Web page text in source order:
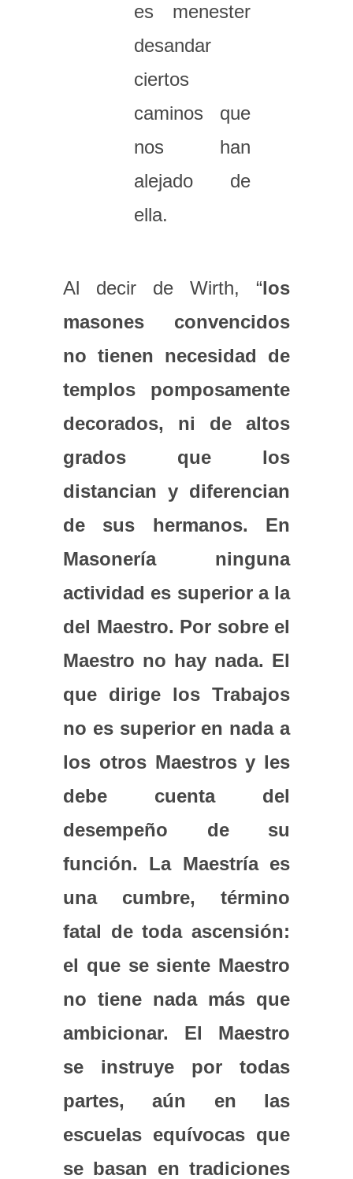
es menester
desandar
ciertos
caminos que
nos han
alejado de
ella.
Al decir de Wirth, “los
masones convencidos
no tienen necesidad de
templos pomposamente
decorados, ni de altos
grados que los
distancian y diferencian
de sus hermanos. En
Masonería ninguna
actividad es superior a la
del Maestro. Por sobre el
Maestro no hay nada. El
que dirige los Trabajos
no es superior en nada a
los otros Maestros y les
debe cuenta del
desempeño de su
función. La Maestría es
una cumbre, término
fatal de toda ascensión:
el que se siente Maestro
no tiene nada más que
ambicionar. El Maestro
se instruye por todas
partes, aún en las
escuelas equívocas que
se basan en tradiciones